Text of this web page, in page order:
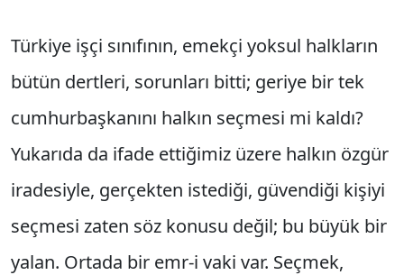
Türkiye işçi sınıfının, emekçi yoksul halkların
bütün dertleri, sorunları bitti; geriye bir tek
cumhurbaşkanını halkın seçmesi mi kaldı?
Yukarıda da ifade ettiğimiz üzere halkın özgür
iradesiyle, gerçekten istediği, güvendiği kişiyi
seçmesi zaten söz konusu değil; bu büyük bir
yalan. Ortada bir emr-i vaki var. Seçmek,